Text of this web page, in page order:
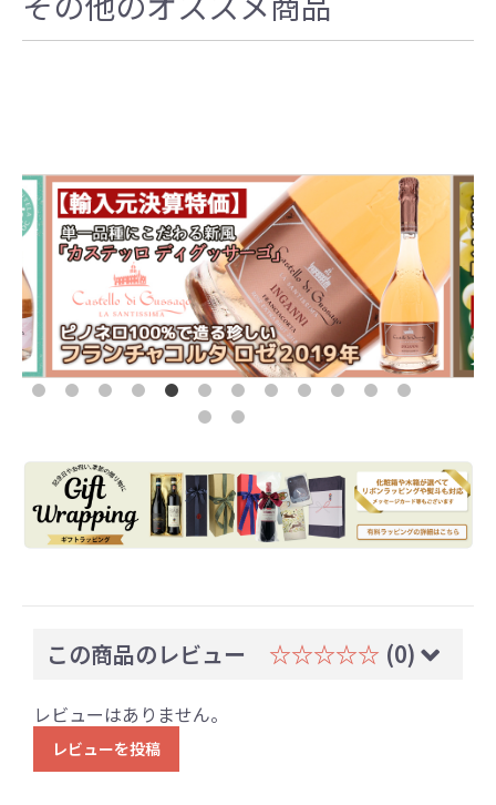
この商品のレビュー ☆☆☆☆☆ (0)
レビューはありません。
レビューを投稿